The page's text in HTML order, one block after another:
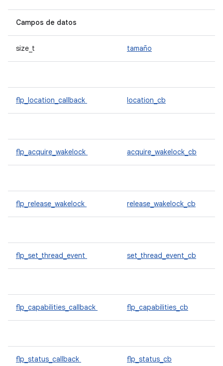
Campos de datos
size_t tamaño
flp_location_callback location_cb
flp_acquire_wakelock acquire_wakelock_cb
flp_release_wakelock release_wakelock_cb
flp_set_thread_event set_thread_event_cb
flp_capabilities_callback flp_capabilities_cb
flp_status_callback flp_status_cb